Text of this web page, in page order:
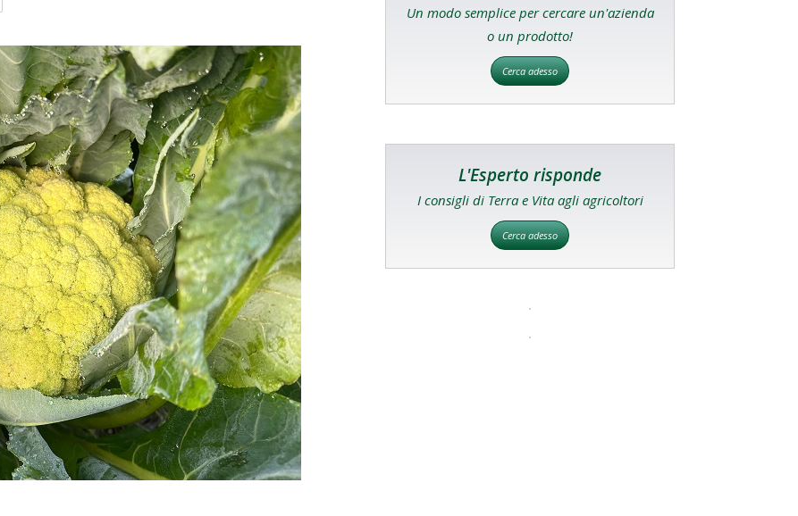
Un modo semplice per cercare un'azienda
o un prodotto!
Cerca adesso
L'Esperto risponde
I consigli di Terra e Vita agli agricoltori
Cerca adesso